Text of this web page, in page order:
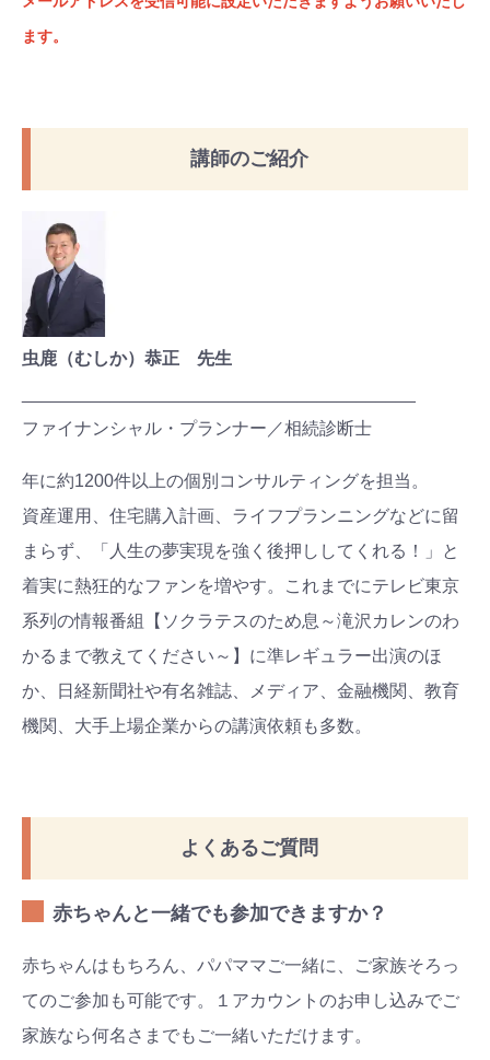
ます。
講師のご紹介
虫鹿（むしか）恭正 先生
ファイナンシャル・プランナー／相続診断士
年に約1200件以上の個別コンサルティングを担当。
資産運用、住宅購入計画、ライフプランニングなどに留
まらず、「人生の夢実現を強く後押ししてくれる！」と
着実に熱狂的なファンを増やす。これまでにテレビ東京
系列の情報番組【ソクラテスのため息～滝沢カレンのわ
かるまで教えてください～】に準レギュラー出演のほ
か、日経新聞社や有名雑誌、メディア、金融機関、教育
機関、大手上場企業からの講演依頼も多数。
よくあるご質問
赤ちゃんと一緒でも参加できますか？
赤ちゃんはもちろん、パパママご一緒に、ご家族そろっ
てのご参加も可能です。１アカウントのお申し込みでご
家族なら何名さまでもご一緒いただけます。